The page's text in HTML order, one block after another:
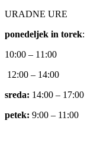
URADNE URE
ponedeljek in torek:
10:00 – 11:00
12:00 – 14:00
sreda: 14:00 – 17:00
petek: 9:00 – 11:00